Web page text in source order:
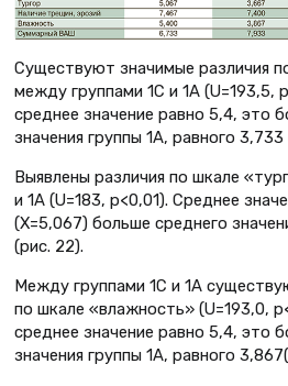
Существуют значимые различия
между группами 1С и 1А (U=193,5,
среднее значение равно 5,4, это
значения группы 1А, равного 3,733
Выявлены различия по шкале
и 1А (U=183, p<0,01). Среднее
(X=5,067) больше среднего
(рис. 22).
Между группами 1С и 1А
по шкале «влажность» (U=193,0,
среднее значение равно 5,4, это
значения группы 1А, равного